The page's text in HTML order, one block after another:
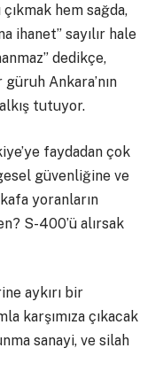
hem sağda,
ihanet” sayılır hale
dedikçe,
güruh Ankara’nın
tutuyor.
faydadan çok
güvenliğine ve
yoranların
S-400’ü alırsak
aykırı bir
karşımıza çıkacak
sanayi, ve silah